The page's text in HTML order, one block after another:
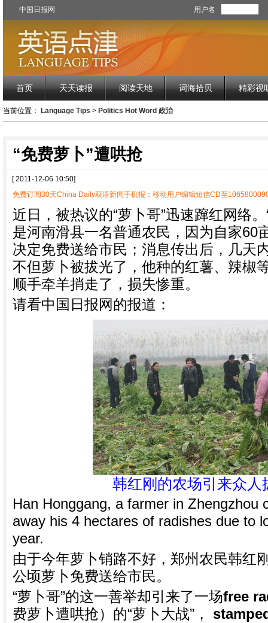
中国日报网 用户名
首页 天天读报 阅读天地 词海拾贝 精彩视
当前位置： Language Tips > Politics Hot Word 政治
“免费萝卜”遭哄抢
[ 2011-12-06 10:50]
免费订阅30天China Daily双语新闻手机报：移动用户编辑短信CD至
近日，被热议的“萝卜哥”迅速蹿红网络
是河南滑县一名普通农民，因为自家60
决定免费送给市民；消息传出后，几天
不但萝卜被拔光了，他种的红薯、辣椒
顺手牵羊捎走了，损失惨重。
请看中国日报网的报道：
韩红刚的农场引来众人
Han Honggang, a farmer in Zhengzhou
away his 4 hectares of radishes due to
year.
由于今年萝卜销路不好，郑州农民韩红
公顷萝卜免费送给市民。
“萝卜哥”的这一善举却引来了一场free
费萝卜遭哄抢）的“萝卜大战”，